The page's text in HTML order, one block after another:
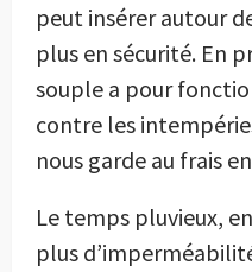
peut insérer autour
plus en sécurité. En
souple a pour
contre les
nous garde au frais
Le temps pluvieux,
plus